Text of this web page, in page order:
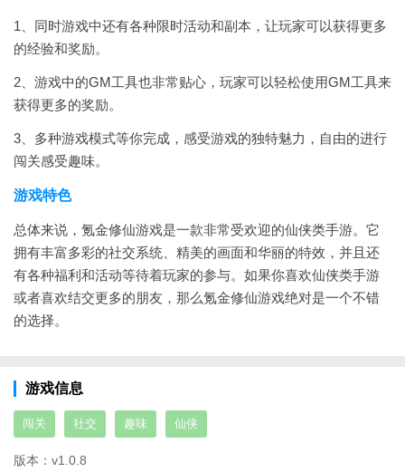
1、同时游戏中还有各种限时活动和副本，让玩家可以获得更多
的经验和奖励。
2、游戏中的GM工具也非常贴心，玩家可以轻松使用GM工具来
获得更多的奖励。
3、多种游戏模式等你完成，感受游戏的独特魅力，自由的进行
闯关感受趣味。
游戏特色
总体来说，氪金修仙游戏是一款非常受欢迎的仙侠类手游。它
拥有丰富多彩的社交系统、精美的画面和华丽的特效，并且还
有各种福利和活动等待着玩家的参与。如果你喜欢仙侠类手游
或者喜欢结交更多的朋友，那么氪金修仙游戏绝对是一个不错
的选择。
游戏信息
闯关 社交 趣味 仙侠
版本： v1.0.8